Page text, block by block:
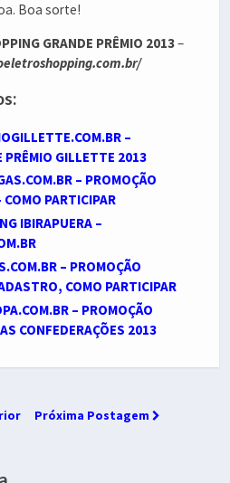
Boa sorte!
GRANDE PRÊMIO 2013–
–
PRÊMIO GILLETTE 2013
– PROMOÇÃO
PARTICIPAR
IBIRAPUERA –
– PROMOÇÃO
COMO PARTICIPAR
– PROMOÇÃO
CONFEDERAÇÕES 2013
Próxima Postagem